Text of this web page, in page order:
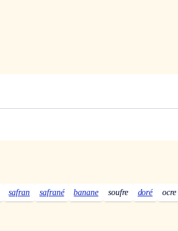
safran safrané banane soufre doré ocre